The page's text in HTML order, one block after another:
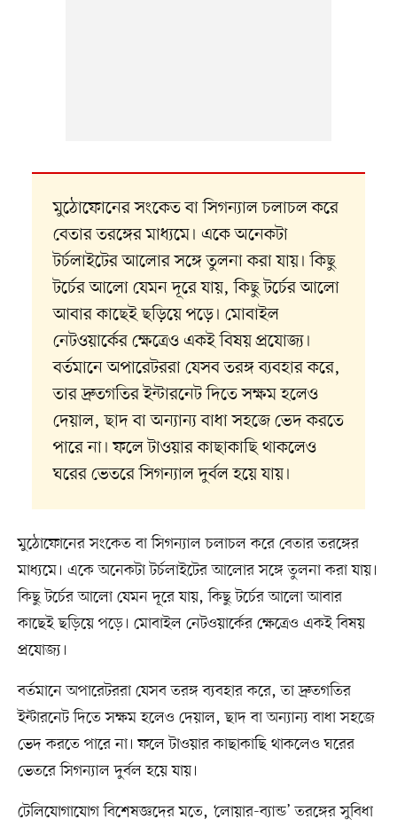
মুঠোফোনের সংকেত বা সিগন্যাল চলাচল করে
বেতার তরঙ্গের মাধ্যমে। একে অনেকটা
টর্চলাইটের আলোর সঙ্গে তুলনা করা যায়। কিছু
টর্চের আলো যেমন দূরে যায়, কিছু টর্চের আলো
আবার কাছেই ছড়িয়ে পড়ে। মোবাইল
নেটওয়ার্কের ক্ষেত্রেও একই বিষয় প্রযোজ্য।
বর্তমানে অপারেটররা যেসব তরঙ্গ ব্যবহার করে,
তার দ্রুতগতির ইন্টারনেট দিতে সক্ষম হলেও
দেয়াল, ছাদ বা অন্যান্য বাধা সহজে ভেদ করতে
পারে না। ফলে টাওয়ার কাছাকাছি থাকলেও
ঘরের ভেতরে সিগন্যাল দুর্বল হয়ে যায়।
মুঠোফোনের সংকেত বা সিগন্যাল চলাচল করে বেতার তরঙ্গের
মাধ্যমে। একে অনেকটা টর্চলাইটের আলোর সঙ্গে তুলনা করা যায়।
কিছু টর্চের আলো যেমন দূরে যায়, কিছু টর্চের আলো আবার
কাছেই ছড়িয়ে পড়ে। মোবাইল নেটওয়ার্কের ক্ষেত্রেও একই বিষয়
প্রযোজ্য।
বর্তমানে অপারেটররা যেসব তরঙ্গ ব্যবহার করে, তা দ্রুতগতির
ইন্টারনেট দিতে সক্ষম হলেও দেয়াল, ছাদ বা অন্যান্য বাধা সহজে
ভেদ করতে পারে না। ফলে টাওয়ার কাছাকাছি থাকলেও ঘরের
ভেতরে সিগন্যাল দুর্বল হয়ে যায়।
টেলিযোগাযোগ বিশেষজ্ঞদের মতে, ‘লোয়ার-ব্যান্ড’ তরঙ্গের সুবিধা